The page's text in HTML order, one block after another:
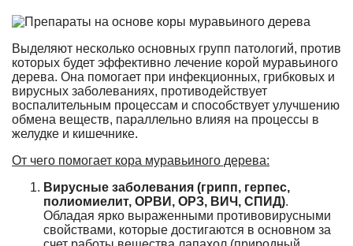
Выделяют несколько основных групп патологий, против
которых будет эффективно лечение корой муравьиного
дерева. Она помогает при инфекционных, грибковых и
вирусных заболеваниях, противодействует
воспалительным процессам и способствует улучшению
обмена веществ, параллельно влияя на процессы в
желудке и кишечнике.
От чего помогает кора муравьиного дерева:
Вирусные заболевания (грипп, герпес,
полиомиелит, ОРВИ, ОРЗ, ВИЧ, СПИД).
Обладая ярко выраженными противовирусными
свойствами, которые достигаются в основном за